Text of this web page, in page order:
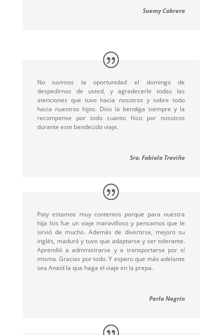
Suemy Cabrera
No tuvimos la oportunidad el domingo de
despedirnos de usted, y agradecerle todas las
atenciones que tuvo hacia nosotros y sobre todo
hacia nuestros hijos. Dios la bendiga siempre y la
recompense por todo cuanto hizo por nosotros
durante este bendecido viaje.
Sra. Fabiola Treviño
Paty estamos muy contentos porque para nuestra
hija Isis fue un viaje maravilloso y pensamos que le
sirvió de mucho. Además de divertirse, mejoro su
inglés, maduró y tuvo que adaptarse y ser tolerante.
Aprendió a administrarse y a transportarse por sí
misma. Gracias por todo. Y espero que más adelante
sea Anaid la que haga el viaje en la prepa.
Perla Negrin